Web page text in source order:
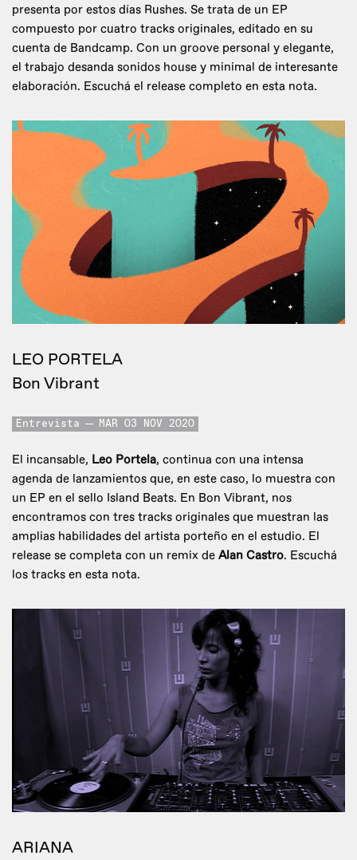
presenta por estos días Rushes. Se trata de un EP
compuesto por cuatro tracks originales, editado en su
cuenta de Bandcamp. Con un groove personal y elegante,
el trabajo desanda sonidos house y minimal de interesante
elaboración. Escuchá el release completo en esta nota.
LEO PORTELA
Bon Vibrant
Entrevista MAR 03 NOV 2020
El incansable, Leo Portela, continua con una intensa
agenda de lanzamientos que, en este caso, lo muestra con
un EP en el sello Island Beats. En Bon Vibrant, nos
encontramos con tres tracks originales que muestran las
amplias habilidades del artista porteño en el estudio. El
release se completa con un remix de Alan Castro. Escuchá
los tracks en esta nota.
ARIANA